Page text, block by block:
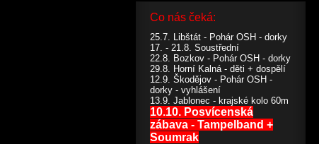
Co nás čeká:
25.7. Libštát - Pohár OSH - dorky
17. - 21.8. Soustřední
22.8. Bozkov - Pohár OSH - dorky
29.8. Horní Kalná - děti + dospělí
12.9. Škodějov - Pohár OSH -
dorky - vyhlášení
13.9. Jablonec - krajské kolo 60m
10.10. Posvícenská
zábava - Tampelband +
Soumrak